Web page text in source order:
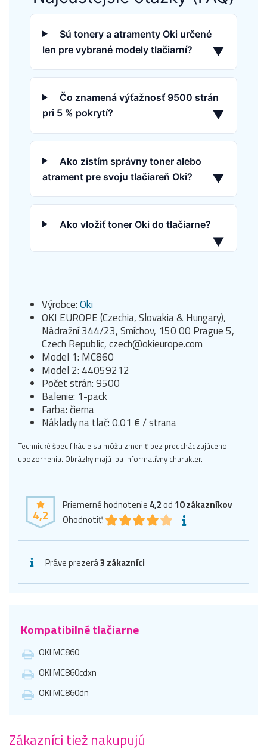
Sú tonery a atramenty Oki určené
len pre vybrané modely tlačiarní?
▼
Čo znamená výťažnosť 9500 strán
pri 5 % pokrytí?
▼
Ako zistím správny toner alebo
atrament pre svoju tlačiareň Oki?
▼
Ako vložiť toner Oki do tlačiarne?
▼
Výrobce:Oki
OKI EUROPE (Czechia, Slovakia & Hungary),
Nádražní 344/23, Smíchov, 150 00 Prague 5,
Czech Republic, czech@okieurope.com
Model 1: MC860
Model 2: 44059212
Počet strán: 9500
Balenie: 1-pack
Farba: čierna
Náklady na tlač: 0.01 € / strana
Technické špecifikácie sa môžu zmeniť bez predchádzajúceho
upozornenia. Obrázky majú iba informatívny charakter.
4,2
Priemerné hodnotenie 4,2od 10zákazníkov
Ohodnotiť:
Práve prezerá3 zákazníci
Kompatibilné tlačiarne
OKI MC860
OKI MC860cdxn
OKI MC860dn
Zákazníci tiež nakupujú